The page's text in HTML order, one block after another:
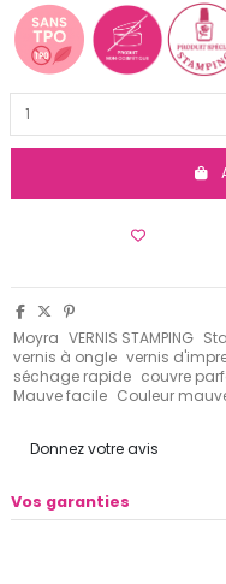
Moyra VERNIS STAMPING
vernis à ongle vernis
séchage rapide couvre
Mauve facile Couleur
Donnez votre avis
Vos garanties